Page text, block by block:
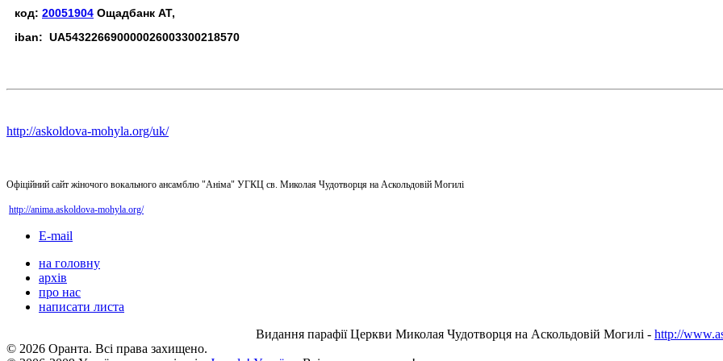
код: 20051904 Ощадбанк АТ,
iban: UA543226690000026003300218570
http://askoldova-mohyla.org/uk/
Офіційний сайт жіночого вокального ансамблю "Аніма" УГКЦ св. Миколая Чудотворця на Аскольдовій Могилі
http://anima.askoldova-mohyla.org/
E-mail
на головну
архів
про нас
написати листа
Видання парафії Церкви Миколая Чудотворця на Аскольдовій Могилі - http://
© 2026 Оранта. Всі права захищено.